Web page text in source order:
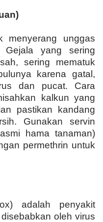
menyerang unggas
Gejala yang sering
sering mematuk
karena gatal,
dan pucat. Cara
kalkun yang
pastikan kandang
Gunakan servin
hama tanaman)
permethrin untuk
adalah penyakit
oleh virus